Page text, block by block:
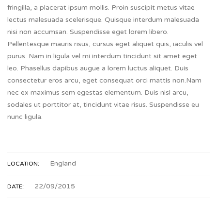
fringilla, a placerat ipsum mollis. Proin suscipit metus vitae
lectus malesuada scelerisque. Quisque interdum malesuada
nisi non accumsan. Suspendisse eget lorem libero.
Pellentesque mauris risus, cursus eget aliquet quis, iaculis vel
purus. Nam in ligula vel mi interdum tincidunt sit amet eget
leo. Phasellus dapibus augue a lorem luctus aliquet. Duis
consectetur eros arcu, eget consequat orci mattis non.Nam
nec ex maximus sem egestas elementum. Duis nisl arcu,
sodales ut porttitor at, tincidunt vitae risus. Suspendisse eu
nunc ligula.
LOCATION: England
DATE: 22/09/2015